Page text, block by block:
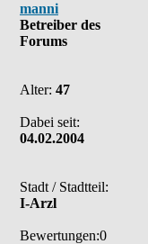
manni
Betreiber des
Forums
Alter: 47
Dabei seit:
04.02.2004
Stadt / Stadtteil:
I-Arzl
Bewertungen:0